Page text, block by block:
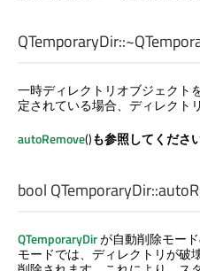
QTemporaryDir::
一時ディレクトリオブジェクト
定されている場合、ディレクト
autoRemove()も参照してくださ
bool QTemporaryDir::
QTemporaryDirが自動削除モード
モードでは、ディレクトリが破